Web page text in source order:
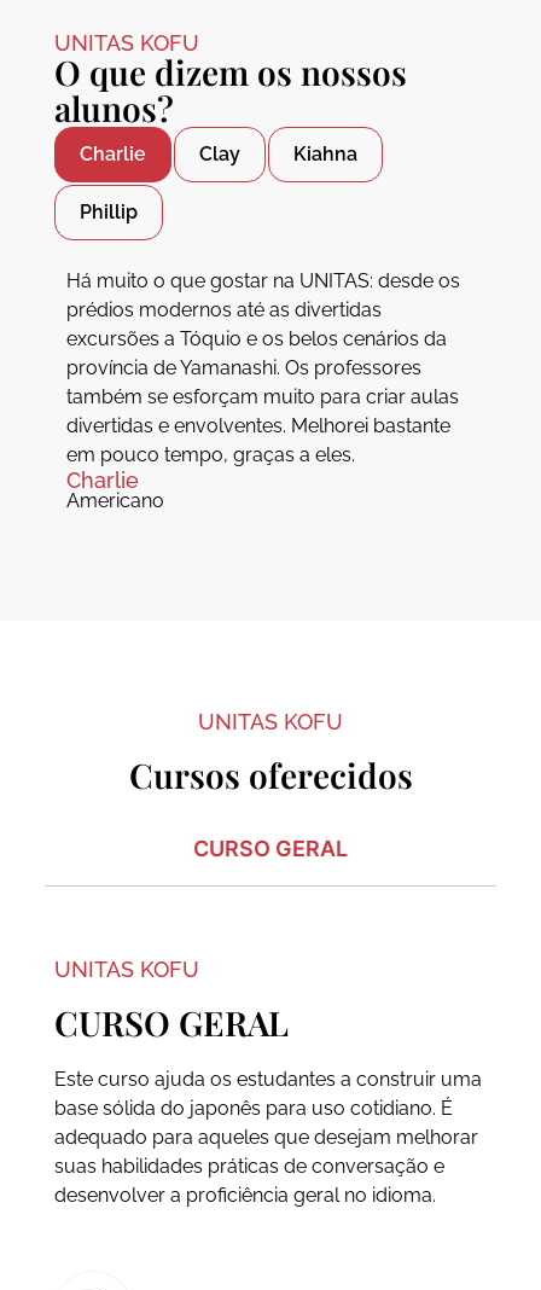
UNITAS KOFU
O que dizem os nossos
alunos?
Charlie Clay Kiahna
Phillip
Há muito o que gostar na UNITAS: desde os
prédios modernos até as divertidas
excursões a Tóquio e os belos cenários da
província de Yamanashi. Os professores
também se esforçam muito para criar aulas
divertidas e envolventes. Melhorei bastante
em pouco tempo, graças a eles.
Charlie
Americano
UNITAS KOFU
Cursos oferecidos
CURSO GERAL
UNITAS KOFU
CURSO GERAL
Este curso ajuda os estudantes a construir uma
base sólida do japonês para uso cotidiano. É
adequado para aqueles que desejam melhorar
suas habilidades práticas de conversação e
desenvolver a proficiência geral no idioma.